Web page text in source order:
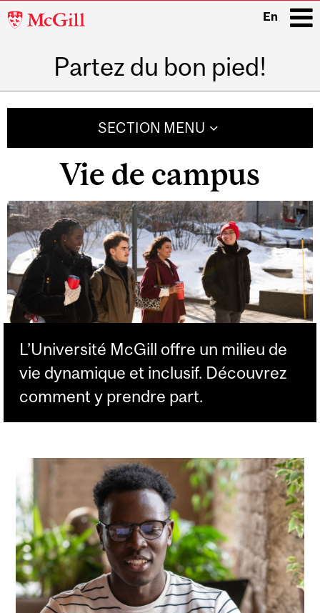
McGill
En
Partez du bon pied!
SECTION MENU
Vie de campus
L’Université McGill offre un milieu de
vie dynamique et inclusif. Découvrez
comment y prendre part.